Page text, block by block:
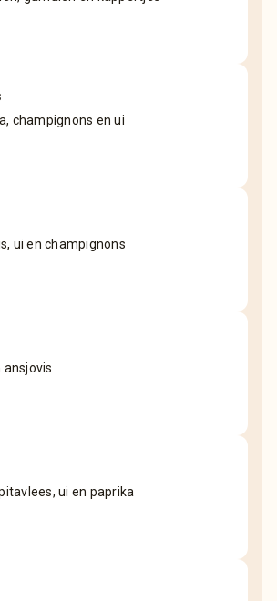
champignons en ui
ui en champignons
ansjovis
ui en paprika